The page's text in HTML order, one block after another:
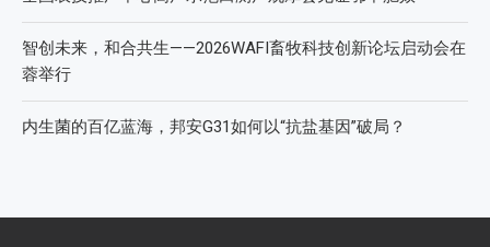
智创未来，和合共生——2026WAFI畜牧科技创新论坛启动会在
蓉举行
内生菌的百亿蓝海，邦安G31如何以“抗盐基因”破局？